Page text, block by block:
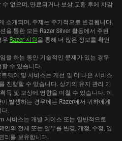
없으며, 만료되거나 보상 교환 후에 차감
소개되며, 주제는 주기적으로 변경됩니다.
을 통한 모든 Razer Silver 활동에서 주된
우 Razer 지원을 통해 더 많은 정보를 확인
을 하는 동안 기술적인 문제가 있는 경우
수 있습니다.
트웨어 및 서비스는 개선 및 더 나은 서비스
진행할 수 있습니다. 상기의 유지 관리 기
득 및 보상에 영향을 미칠 수 있습니다. 이
발생하는 경우에는 Razer에서 귀하에게
.
서비스는 개별 케이스 또는 일반적으로
인의 전체 또는 일부를 변경, 개정, 수정, 일
리를 보유합니다.